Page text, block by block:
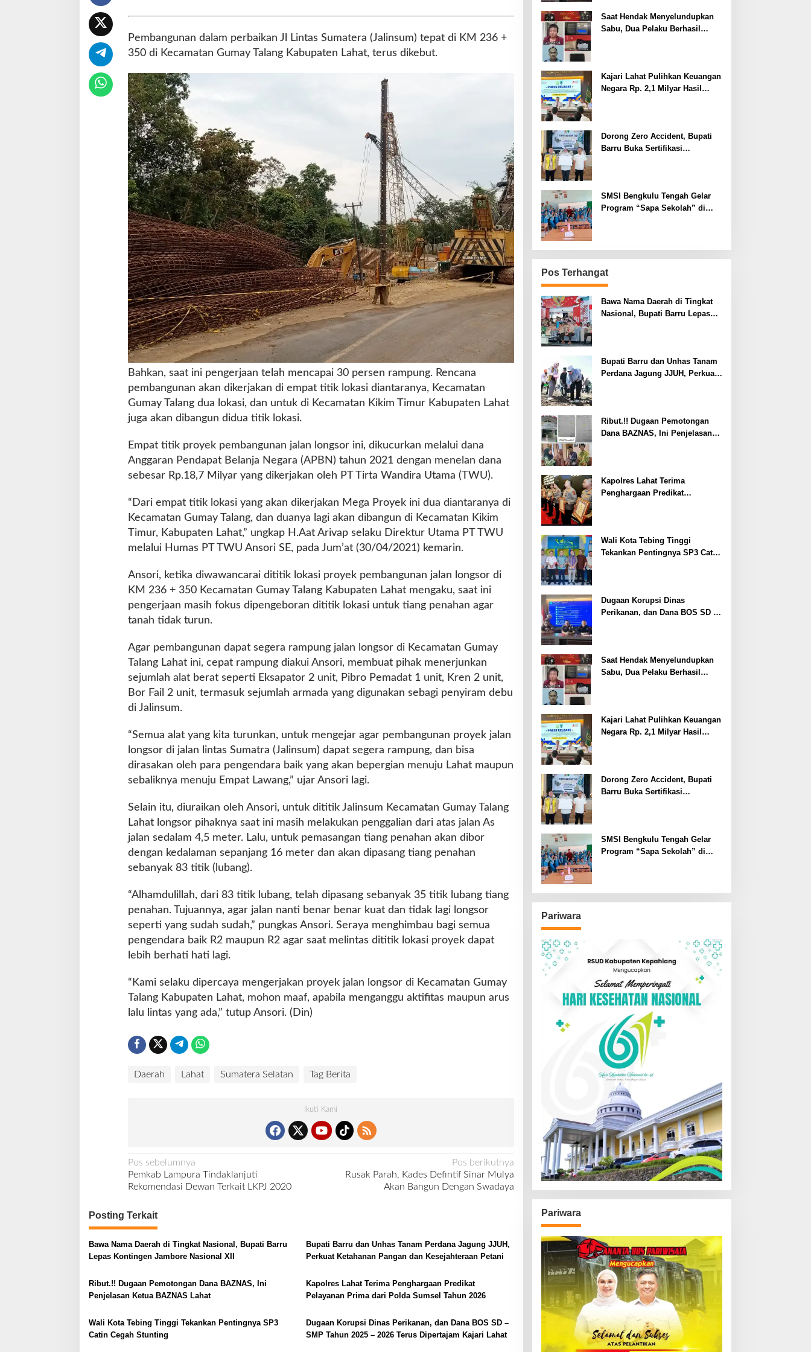
u
Pembangunan dalam perbaikan Jl Lintas Sumatera (Jalinsum) tepat di KM 236 +
350 di Kecamatan Gumay Talang Kabupaten Lahat, terus dikebut.
Bahkan, saat ini pengerjaan telah mencapai 30 persen rampung. Rencana
pembangunan akan dikerjakan di empat titik lokasi diantaranya, Kecamatan
Gumay Talang dua lokasi, dan untuk di Kecamatan Kikim Timur Kabupaten Lahat
juga akan dibangun didua titik lokasi.
Empat titik proyek pembangunan jalan longsor ini, dikucurkan melalui dana
Anggaran Pendapat Belanja Negara (APBN) tahun 2021 dengan menelan dana
sebesar Rp.18,7 Milyar yang dikerjakan oleh PT Tirta Wandira Utama (TWU).
“Dari empat titik lokasi yang akan dikerjakan Mega Proyek ini dua diantaranya di
Kecamatan Gumay Talang, dan duanya lagi akan dibangun di Kecamatan Kikim
Timur, Kabupaten Lahat,” ungkap H.Aat Arivap selaku Direktur Utama PT TWU
melalui Humas PT TWU Ansori SE, pada Jum’at (30/04/2021) kemarin.
Ansori, ketika diwawancarai dititik lokasi proyek pembangunan jalan longsor di
KM 236 + 350 Kecamatan Gumay Talang Kabupaten Lahat mengaku, saat ini
pengerjaan masih fokus dipengeboran dititik lokasi untuk tiang penahan agar
tanah tidak turun.
Agar pembangunan dapat segera rampung jalan longsor di Kecamatan Gumay
Talang Lahat ini, cepat rampung diakui Ansori, membuat pihak menerjunkan
sejumlah alat berat seperti Eksapator 2 unit, Pibro Pemadat 1 unit, Kren 2 unit,
Bor Fail 2 unit, termasuk sejumlah armada yang digunakan sebagi penyiram debu
di Jalinsum.
“Semua alat yang kita turunkan, untuk mengejar agar pembangunan proyek jalan
longsor di jalan lintas Sumatra (Jalinsum) dapat segera rampung, dan bisa
dirasakan oleh para pengendara baik yang akan bepergian menuju Lahat maupun
sebaliknya menuju Empat Lawang,” ujar Ansori lagi.
Selain itu, diuraikan oleh Ansori, untuk dititik Jalinsum Kecamatan Gumay Talang
Lahat longsor pihaknya saat ini masih melakukan penggalian dari atas jalan As
jalan sedalam 4,5 meter. Lalu, untuk pemasangan tiang penahan akan dibor
dengan kedalaman sepanjang 16 meter dan akan dipasang tiang penahan
sebanyak 83 titik (lubang).
“Alhamdulillah, dari 83 titik lubang, telah dipasang sebanyak 35 titik lubang tiang
penahan. Tujuannya, agar jalan nanti benar benar kuat dan tidak lagi longsor
seperti yang sudah sudah,” pungkas Ansori. Seraya menghimbau bagi semua
pengendara baik R2 maupun R2 agar saat melintas dititik lokasi proyek dapat
lebih berhati hati lagi.
“Kami selaku dipercaya mengerjakan proyek jalan longsor di Kecamatan Gumay
Talang Kabupaten Lahat, mohon maaf, apabila menganggu aktifitas maupun arus
lalu lintas yang ada,” tutup Ansori. (Din)
Daerah Lahat Sumatera Selatan Tag Berita
Ikuti Kami
N
a
i
g
a
i
p
o
s
Pos sebelumnya
Pemkab Lampura Tindaklanjuti
Rekomendasi Dewan Terkait LKPJ 2020
Pos berikutnya
Rusak Parah, Kades Defintif Sinar Mulya
Akan Bangun Dengan Swadaya
Posting Terkait
Bawa Nama Daerah di Tingkat Nasional, Bupati Barru
Lepas Kontingen Jambore Nasional XII
Bupati Barru dan Unhas Tanam Perdana Jagung JJUH,
Perkuat Ketahanan Pangan dan Kesejahteraan Petani
Ribut.!! Dugaan Pemotongan Dana BAZNAS, Ini
Penjelasan Ketua BAZNAS Lahat
Kapolres Lahat Terima Penghargaan Predikat
Pelayanan Prima dari Polda Sumsel Tahun 2026
Wali Kota Tebing Tinggi Tekankan Pentingnya SP3
Catin Cegah Stunting
Dugaan Korupsi Dinas Perikanan, dan Dana BOS SD –
SMP Tahun 2025 – 2026 Terus Dipertajam Kajari Lahat
Saat Hendak Menyelundupkan
Sabu, Dua Pelaku Berhasil
Kajari Lahat Pulihkan Keuangan
Negara Rp. 2,1 Milyar Hasil
Dorong Zero Accident, Bupati
Barru Buka Sertifikasi
SMSI Bengkulu Tengah Gelar
Program “Sapa Sekolah” di
Pos Terhangat
Bawa Nama Daerah di Tingkat
Nasional, Bupati Barru Lepas
Bupati Barru dan Unhas Tanam
Perdana Jagung JJUH, Perkuat
Ribut.!! Dugaan Pemotongan
Dana BAZNAS, Ini Penjelasan
Kapolres Lahat Terima
Penghargaan Predikat
Wali Kota Tebing Tinggi
Tekankan Pentingnya SP3 Catin
Dugaan Korupsi Dinas
Perikanan, dan Dana BOS SD –
Saat Hendak Menyelundupkan
Sabu, Dua Pelaku Berhasil
Kajari Lahat Pulihkan Keuangan
Negara Rp. 2,1 Milyar Hasil
Dorong Zero Accident, Bupati
Barru Buka Sertifikasi
SMSI Bengkulu Tengah Gelar
Program “Sapa Sekolah” di
Pariwara
Pariwara